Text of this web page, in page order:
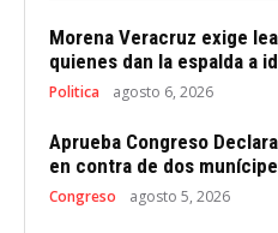
Morena Veracruz exige
quienes dan la espalda a
Politica agosto 6, 2026
Aprueba Congreso
en contra de dos
Congreso agosto 5, 2026